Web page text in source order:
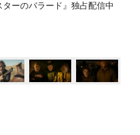
ーのバラード』独占配信中